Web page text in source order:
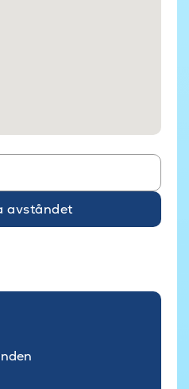
avståndet